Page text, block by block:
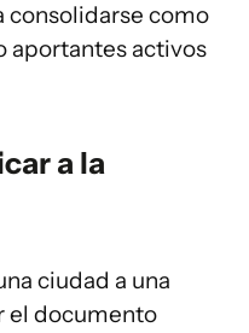
consolidarse como
aportantes activos
a la
ciudad a una
el documento